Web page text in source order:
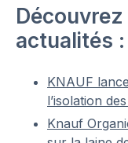
actualités :
KNAUF
l’isolation
Knauf